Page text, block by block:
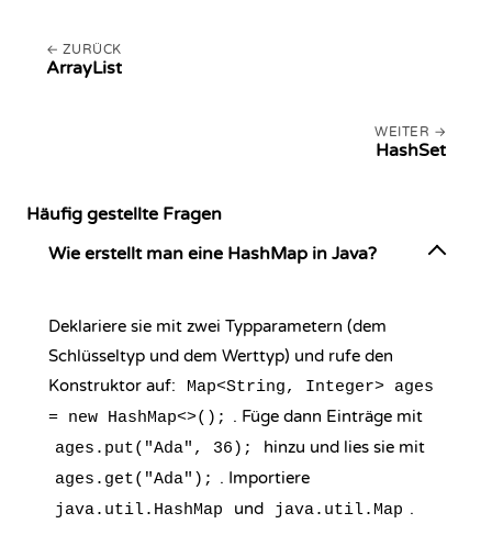
ZURÜCK
ArrayList
WEITER
HashSet
Häufig gestellte Fragen
Wie erstellt man eine HashMap in Java?
Deklariere sie mit zwei Typparametern (dem
Schlüsseltyp und dem Werttyp) und rufe den
Konstruktor auf:
Map<String, Integer> ages
= new HashMap<>(); . Füge dann Einträge mit
ages.put("Ada", 36); hinzu und lies sie mit
ages.get("Ada"); . Importiere
java.util.HashMap und java.util.Map .